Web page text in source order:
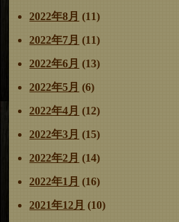
2022年8月 (11)
2022年7月 (11)
2022年6月 (13)
2022年5月 (6)
2022年4月 (12)
2022年3月 (15)
2022年2月 (14)
2022年1月 (16)
2021年12月 (10)